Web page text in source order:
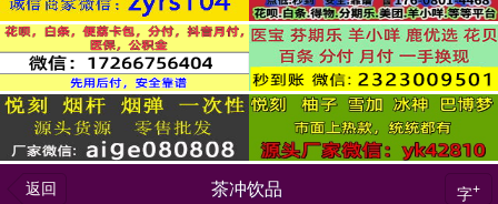
返回 茶冲饮品 字+